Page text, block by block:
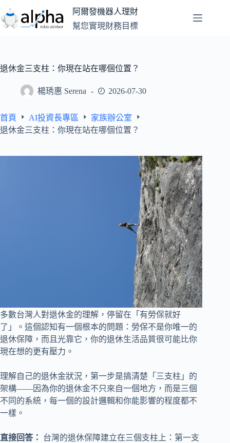
至
主
容
阿爾發機器人理財
幫您實現財務目標
退休金三支柱：你現在站在哪個位置？
楊琇惠 Serena 2026-07-30
首頁 AI投資長專區
家族辦公室
退休金三支柱：你現在站在哪個位置？
多數台灣人對退休金的理解，停留在「有勞保就好
了」。這個認知有一個根本的問題：勞保不是你唯一的
退休保障，而且光靠它，你的退休生活品質很可能比你
現在想的更有壓力。
理解自己的退休金狀況，第一步是搞清楚「三支柱」的
架構——因為你的退休金不只來自一個地方，而是三個
不同的系統，每一個的設計邏輯和你能影響的程度都不
一樣。
直接回答：
台灣的退休保障建立在三個支柱上：第一支